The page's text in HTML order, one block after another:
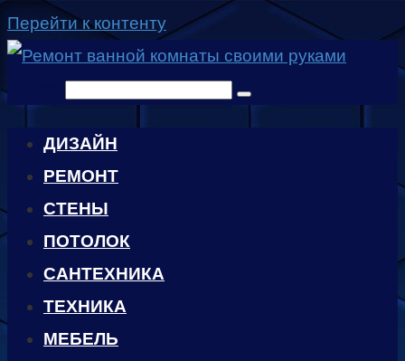
Перейти к контенту
ДИЗАЙН
РЕМОНТ
СТЕНЫ
ПОТОЛОК
САНТЕХНИКА
ТЕХНИКА
МЕБЕЛЬ